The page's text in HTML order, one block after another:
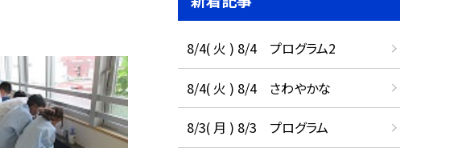
8/4( 火 ) 8/4 プログラム2
8/4( 火 ) 8/4 さわやかな
8/3( 月 ) 8/3 プログラム